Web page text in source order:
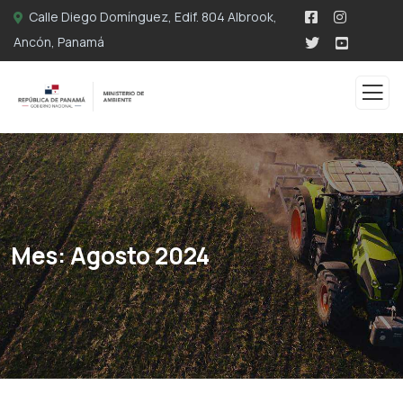
Calle Diego Domínguez, Edif. 804 Albrook,
Ancón, Panamá
Mes:Agosto 2024